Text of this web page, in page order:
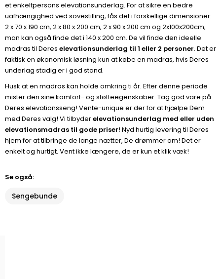
et enkeltpersons elevationsunderlag. For at sikre en bedre
uafhængighed ved sovestilling, fås det i forskellige dimensioner:
2 x 70 x 190 cm, 2 x 80 x 200 cm, 2 x 90 x 200 cm og 2x100x200cm;
man kan også finde det i 140 x 200 cm. De vil finde den ideelle
madras til Deres elevationsunderlag til 1 eller 2 personer. Det er
faktisk en økonomisk løsning kun at købe en madras, hvis Deres
underlag stadig er i god stand.
Husk at en madras kan holde omkring ti år. Efter denne periode
mister den sine komfort- og støtteegenskaber. Tag god vare på
Deres elevationsseng! Vente-unique er der for at hjælpe Dem
med Deres valg! Vi tilbyderelevationsunderlag med eller uden
elevationsmadras til gode priser! Nyd hurtig levering til Deres
hjem for at tilbringe de lange nætter, De drømmer om! Det er
enkelt og hurtigt. Vent ikke længere, de er kun et klik væk!
Se også:
Sengebunde